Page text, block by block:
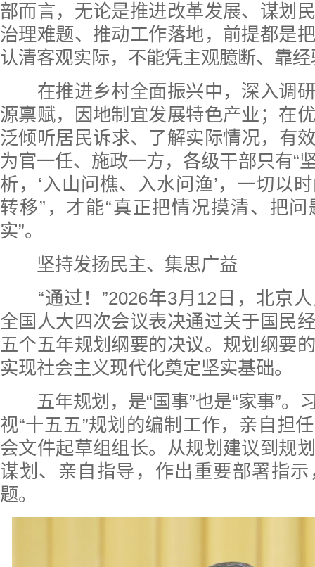
部而言，无论是推进改革发展、谋划
治理难题、推动工作落地，前提都是
认清客观实际，不能凭主观臆断、靠
在推进乡村全面振兴中，深入调研
源禀赋，因地制宜发展特色产业；在
泛倾听居民诉求、了解实际情况，
为官一任、施政一方，各级干部只有“
析，‘入山问樵、入水问渔’，一切以
转移”，才能“真正把情况摸清、把
实”。
坚持发扬民主、集思广益
“通过！”2026年3月12日，北京人
全国人大四次会议表决通过关于国民
五个五年规划纲要的决议。规划纲要
实现社会主义现代化奠定坚实基础。
五年规划，是“国事”也是“家事”。
视“十五五”规划的编制工作，亲自担
会文件起草组组长。从规划建议到规
谋划、亲自指导，作出重要部署指
题。